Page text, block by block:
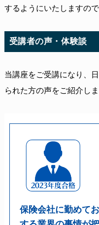
するようにいたしますの
受講者の声・体験談
当講座をご受講になり、
られた方の声をご紹介しま
保険会社に勤めて